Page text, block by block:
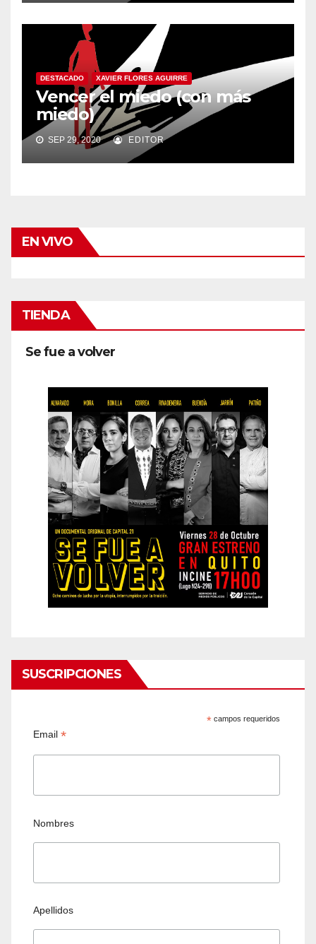
DESTACADO XAVIER FLORES AGUIRRE
Vencer el miedo (con más
miedo)
SEP 29, 2020 EDITOR
EN VIVO
TIENDA
Se fue a volver
SUSCRIPCIONES
* campos requeridos
Email*
Nombres
Apellidos